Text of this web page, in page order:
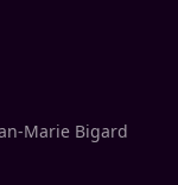
Marie Bigard